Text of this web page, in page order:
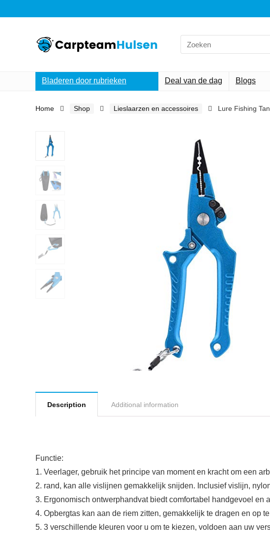
Search
for:
Bladeren door rubrieken Deal van de dag Blogs
Home Shop Lieslaarzen en accessoires Lure Fishing
Description Additional information
Functie:
1. Veerlager, gebruik het principe van moment en kracht om een
2. rand, kan alle vislijnen gemakkelijk snijden. Inclusief vislijn,
3. Ergonomisch ontwerphandvat biedt comfortabel handgevoel en
4. Opbergtas kan aan de riem zitten, gemakkelijk te dragen en op
5. 3 verschillende kleuren voor u om te kiezen, voldoen aan uw